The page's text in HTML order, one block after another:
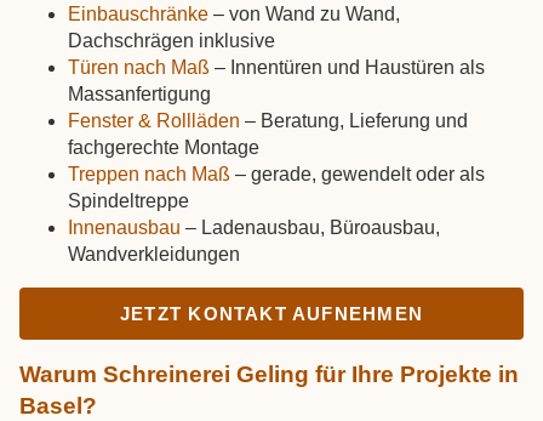
Einbauschränke – von Wand zu Wand,
Dachschrägen inklusive
Türen nach Maß – Innentüren und Haustüren als
Massanfertigung
Fenster & Rollläden – Beratung, Lieferung und
fachgerechte Montage
Treppen nach Maß – gerade, gewendelt oder als
Spindeltreppe
Innenausbau – Ladenausbau, Büroausbau,
Wandverkleidungen
JETZT KONTAKT AUFNEHMEN
Warum Schreinerei Geling für Ihre Projekte in
Basel?